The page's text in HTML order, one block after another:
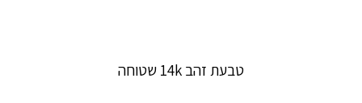
טבעת זהב 14k שטוחה